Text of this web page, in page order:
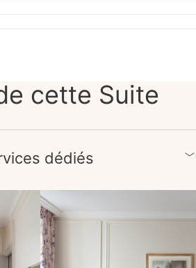
cette Suite
dédiés